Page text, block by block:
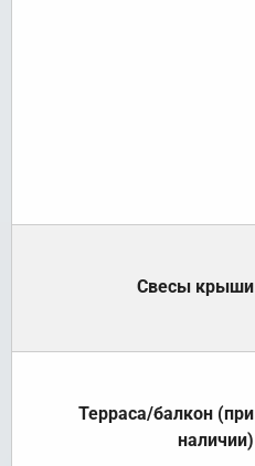
Свесы крыши
Терраса/балкон (при
наличии)